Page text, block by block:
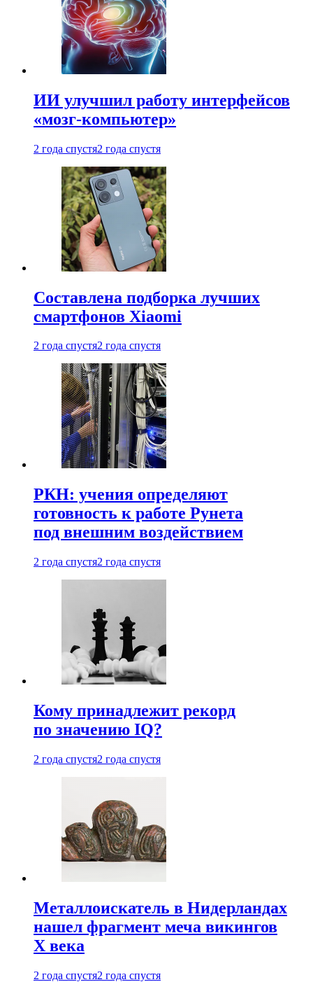
ИИ улучшил работу интерфейсов
«мозг-компьютер»
2 года спустя2 года спустя
Составлена подборка лучших
смартфонов Xiaomi
2 года спустя2 года спустя
РКН: учения определяют
готовность к работе Рунета
под внешним воздействием
2 года спустя2 года спустя
Кому принадлежит рекорд
по значению IQ?
2 года спустя2 года спустя
Металлоискатель в Нидерландах
нашел фрагмент меча викингов
X века
2 года спустя2 года спустя